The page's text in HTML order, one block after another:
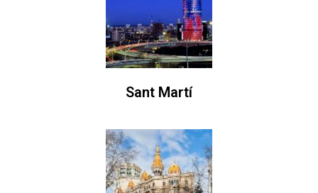
Sant Martí